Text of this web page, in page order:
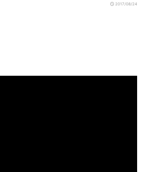
2017/08/24